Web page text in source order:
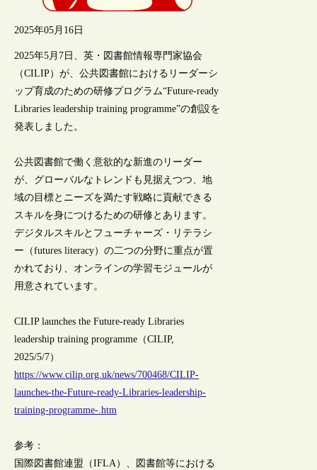
2025年05月16日
2025年5月7日、英・図書館情報専門家協会
（CILIP）が、公共図書館におけるリーダーシ
ップ育成のための研修プログラム“Future-ready
Libraries leadership training programme”の創設を
発表しました。
公共図書館で働く意欲的な新進のリーダー
が、グローバルなトレンドも見据えつつ、地
域の目標とニーズを満たす戦略に貢献できる
スキルを身につけるための研修とあります。
デジタルスキルとフューチャーズ・リテラシ
ー（futures literacy）の二つの分野に重点が置
かれており、オンラインの学習モジュールが
用意されています。
CILIP launches the Future-ready Libraries
leadership training programme（CILIP,
2025/5/7）
https://www.cilip.org.uk/news/700468/CILIP-
launches-the-Future-ready-Libraries-leadership-
training-programme-.htm
参考：
国際図書館連盟（IFLA）、図書館等における